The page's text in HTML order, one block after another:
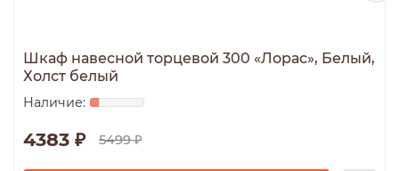
Шкаф навесной торцевой 300 «Лорас», Белый,
Холст белый
4383 ₽ 5499 ₽